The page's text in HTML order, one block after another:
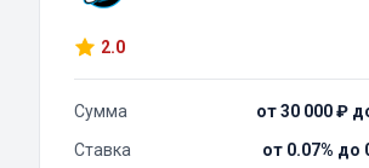
2.0
Сумма
от 30 000 ₽
Ставка
от 0.07% до